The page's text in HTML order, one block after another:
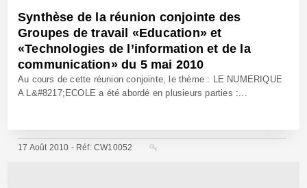
Synthèse de la réunion conjointe des
Groupes de travail «Education» et
«Technologies de l’information et de la
communication» du 5 mai 2010
Au cours de cette réunion conjointe, le thème : LE NUMERIQUE
A L&#8217;ECOLE a été abordé en plusieurs parties :...
17 Août 2010 - Réf: CW10052